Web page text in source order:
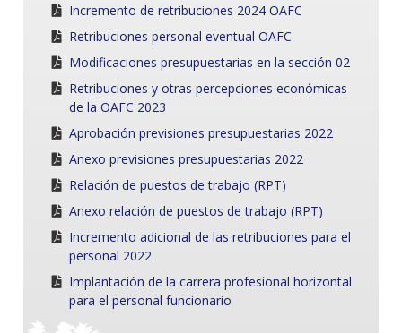
Incremento de retribuciones 2024 OAFC
Retribuciones personal eventual OAFC
Modificaciones presupuestarias en la sección 02
Retribuciones y otras percepciones económicas
de la OAFC 2023
Aprobación previsiones presupuestarias 2022
Anexo previsiones presupuestarias 2022
Relación de puestos de trabajo (RPT)
Anexo relación de puestos de trabajo (RPT)
Incremento adicional de las retribuciones para el
personal 2022
Implantación de la carrera profesional horizontal
para el personal funcionario